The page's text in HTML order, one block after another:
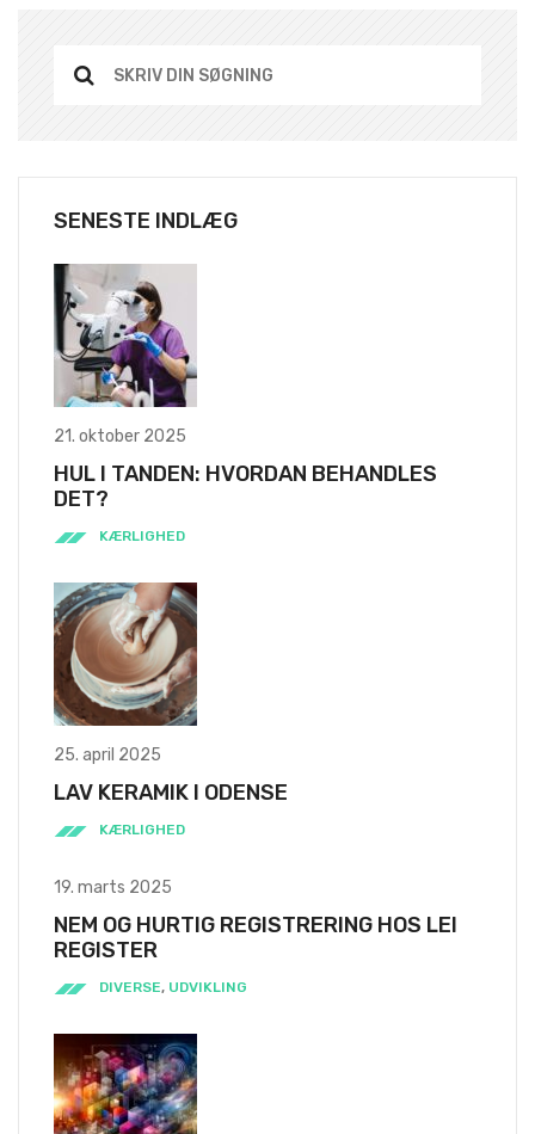
SENESTE INDLÆG
21. oktober 2025
HUL I TANDEN: HVORDAN BEHANDLES
DET?
KÆRLIGHED
25. april 2025
LAV KERAMIK I ODENSE
KÆRLIGHED
19. marts 2025
NEM OG HURTIG REGISTRERING HOS LEI
REGISTER
DIVERSE, UDVIKLING